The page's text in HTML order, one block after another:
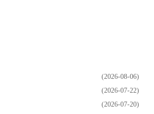
(2026-08-06)
(2026-07-22)
(2026-07-20)